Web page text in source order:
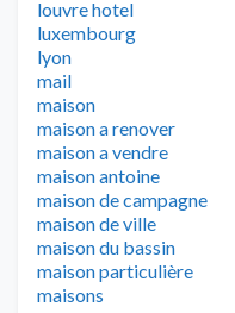
louvre hotel
luxembourg
lyon
mail
maison
maison a renover
maison a vendre
maison antoine
maison de campagne
maison de ville
maison du bassin
maison particulière
maisons